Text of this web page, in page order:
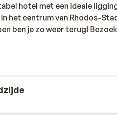
hotel met een ideale
het centrum van Rhodos-
ben je zo weer terug!
je met een lekker